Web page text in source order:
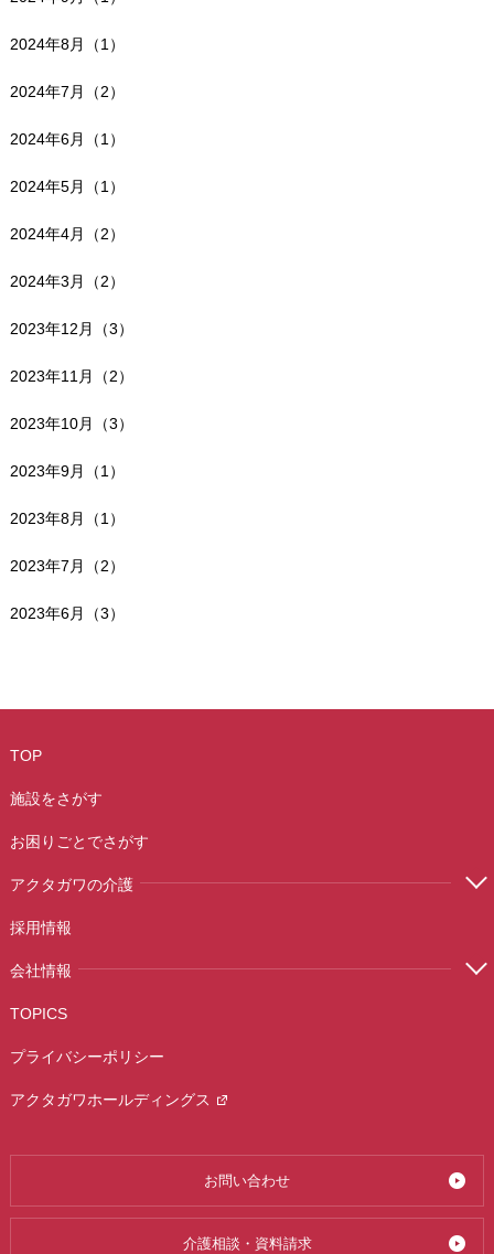
2024年8月（1）
2024年7月（2）
2024年6月（1）
2024年5月（1）
2024年4月（2）
2024年3月（2）
2023年12月（3）
2023年11月（2）
2023年10月（3）
2023年9月（1）
2023年8月（1）
2023年7月（2）
2023年6月（3）
TOP
施設をさがす
お困りごとでさがす
アクタガワの介護
採用情報
会社情報
お問い合わせ
TOPICS
介護相談・資料請求
プライバシーポリシー
アクタガワホールディングス